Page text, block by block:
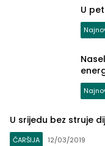
U
U srijedu bez struje
ČARŠIJA 12/03/2019